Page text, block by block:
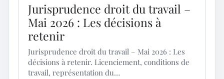
Jurisprudence droit du travail –
Mai 2026 : Les décisions à
retenir
Jurisprudence droit du travail – Mai 2026 : Les
décisions à retenir. Licenciement, conditions de
travail, représentation du…